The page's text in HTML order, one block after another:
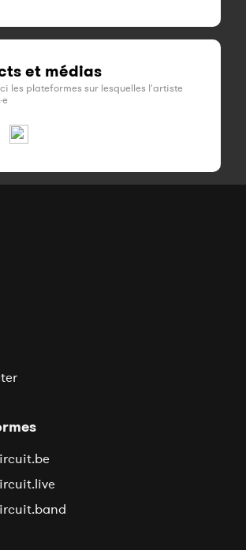
et médias
les plateformes sur lesquelles l'artiste